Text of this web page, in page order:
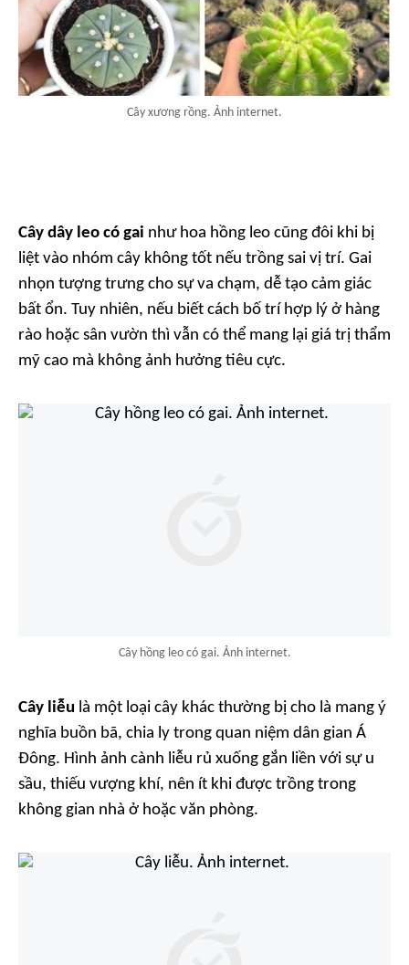
Cây xương rồng. Ảnh internet.
Cây dây leo có gai như hoa hồng leo cũng đôi khi bị
liệt vào nhóm cây không tốt nếu trồng sai vị trí. Gai
nhọn tượng trưng cho sự va chạm, dễ tạo cảm giác
bất ổn. Tuy nhiên, nếu biết cách bố trí hợp lý ở hàng
rào hoặc sân vườn thì vẫn có thể mang lại giá trị thẩm
mỹ cao mà không ảnh hưởng tiêu cực.
Cây hồng leo có gai. Ảnh internet.
Cây liễu là một loại cây khác thường bị cho là mang ý
nghĩa buồn bã, chia ly trong quan niệm dân gian Á
Đông. Hình ảnh cành liễu rủ xuống gắn liền với sự u
sầu, thiếu vượng khí, nên ít khi được trồng trong
không gian nhà ở hoặc văn phòng.